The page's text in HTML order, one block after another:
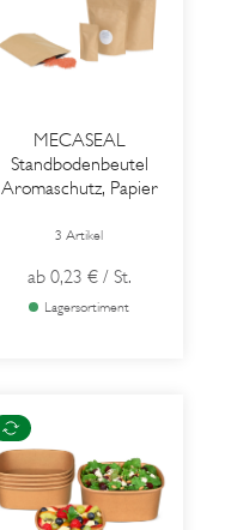
MECASEAL
Standbodenbeutel
Aromaschutz, Papier
3 Artikel
ab 0,23 € / St.
Lagersortiment